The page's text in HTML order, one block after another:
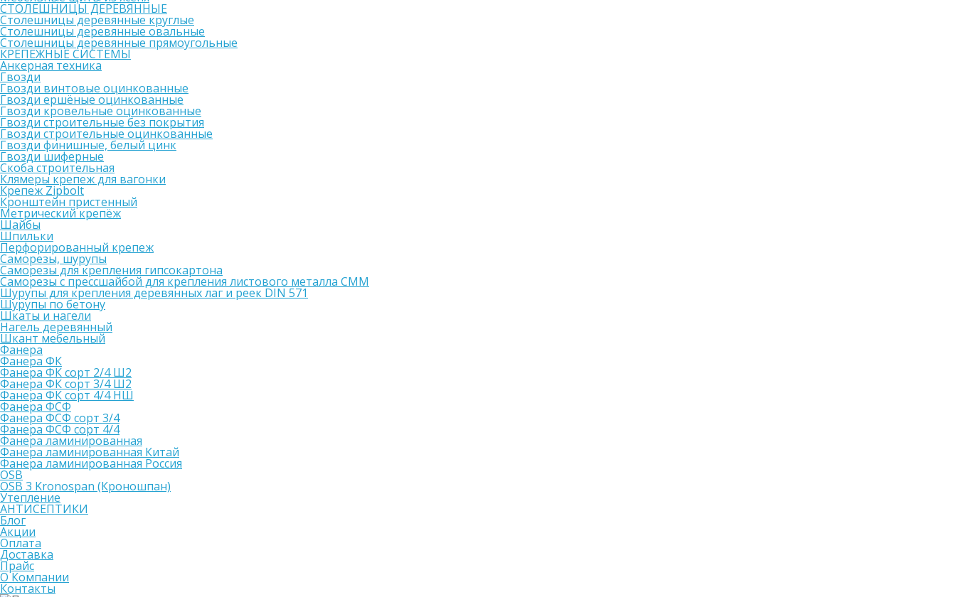
СТОЛЕШНИЦЫ ДЕРЕВЯННЫЕ
Столешницы деревянные круглые
Столешницы деревянные овальные
Столешницы деревянные прямоугольные
КРЕПЕЖНЫЕ СИСТЕМЫ
Анкерная техника
Гвозди
Гвозди винтовые оцинкованные
Гвозди ершёные оцинкованные
Гвозди кровельные оцинкованные
Гвозди строительные без покрытия
Гвозди строительные оцинкованные
Гвозди финишные, белый цинк
Гвозди шиферные
Скоба строительная
Клямеры крепеж для вагонки
Крепеж Zipbolt
Кронштейн пристенный
Метрический крепёж
Шайбы
Шпильки
Перфорированный крепеж
Саморезы, шурупы
Саморезы для крепления гипсокартона
Саморезы с прессшайбой для крепления листового металла СММ
Шурупы для крепления деревянных лаг и реек DIN 571
Шурупы по бетону
Шкаты и нагели
Нагель деревянный
Шкант мебельный
Фанера
Фанера ФК
Фанера ФК сорт 2/4 Ш2
Фанера ФК сорт 3/4 Ш2
Фанера ФК сорт 4/4 НШ
Фанера ФСФ
Фанера ФСФ сорт 3/4
Фанера ФСФ сорт 4/4
Фанера ламинированная
Фанера ламинированная Китай
Фанера ламинированная Россия
OSB
OSB 3 Kronospan (Кроношпан)
Утепление
АНТИСЕПТИКИ
Блог
Акции
Оплата
Доставка
Прайс
О Компании
Контакты